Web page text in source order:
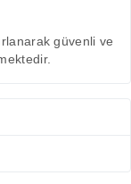
güvenli ve